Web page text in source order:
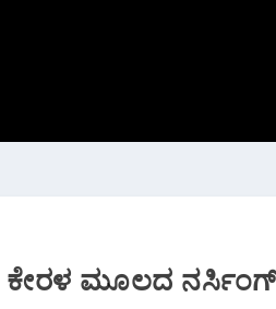
ಕೇರಳ ಮೂಲದ ನರ್ಸಿಂಗ್